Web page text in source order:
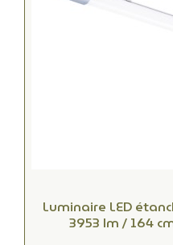
Luminaire LED
3953 lm / 164